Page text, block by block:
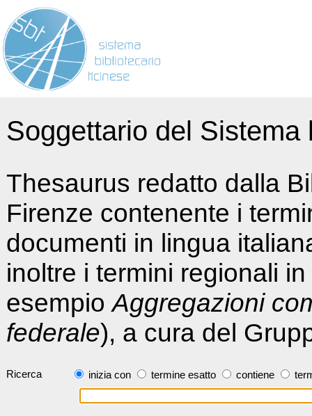
Soggettario del
Thesaurus redatto dalla
Firenze contenente i
documenti in lingua
inoltre i termini regionali
esempioAggregazioni
federale), a cura del
Ricerca inizia con termine esatto contiene